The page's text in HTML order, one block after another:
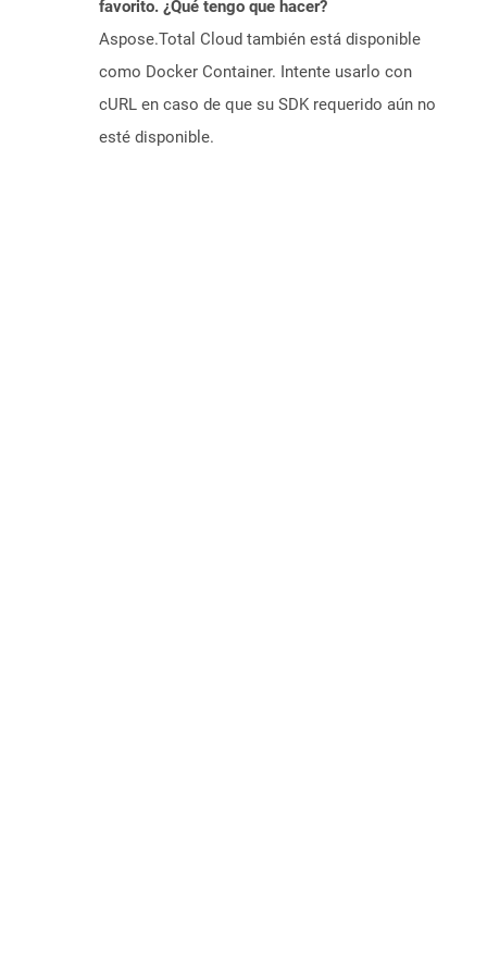
favorito. ¿Qué tengo que hacer?
Aspose.Total Cloud también está disponible
como Docker Container. Intente usarlo con
cURL en caso de que su SDK requerido aún no
esté disponible.